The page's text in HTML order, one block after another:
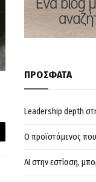
ΠΡΟΣΦΑΤΑ
Leadership depth
Ο προϊστάμενος
AI στην εστίαση,